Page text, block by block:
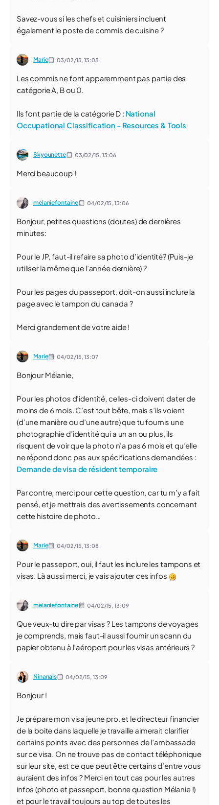
Savez-vous si les chefs et cuisiniers incluent
également le poste de commis de cuisine ?
Marie 03/02/15,13:05
Les commis ne font apparemment pas partie des
catégorie A, B ou 0.
Ils font partie de la catégorie D : National
Occupational Classification - Resources & Tools
Skyounette 03/02/15, 13:06
Merci beaucoup !
melaniefontaine 04/02/15,13:06
Bonjour, petites questions (doutes) de dernières
minutes:
Pour le JP, faut-il refaire sa photo d’identité? (Puis-je
utiliser la même que l’année dernière) ?
Pour les pages du passeport, doit-on aussi inclure la
page avec le tampon du canada ?
Merci grandement de votre aide !
Marie 04/02/15,13:07
Bonjour Mélanie,
Pour les photos d’identité, celles-ci doivent dater de
moins de 6 mois. C’est tout bête, mais s’ils voient
(d’une manière ou d’une autre) que tu fournis une
photographie d’identité qui a un an ou plus, ils
risquent de voir que la photo n’a pas 6 mois et qu’elle
ne répond donc pas aux spécifications demandées :
Demande de visa de résident temporaire
Par contre, merci pour cette question, car tu m’y a fait
pensé, et je mettrais des avertissements concernant
cette histoire de photo…
Marie 04/02/15,13:08
Pour le passeport, oui, il faut les inclure les tampons et
visas. Là aussi merci, je vais ajouter ces infos
melaniefontaine 04/02/15,13:09
Que veux-tu dire par visas ? Les tampons de voyages
je comprends, mais faut-il aussi fournir un scann du
papier obtenu à l’aéroport pour les visas antérieurs ?
Ninanais 04/02/15, 13:09
Bonjour !
Je prépare mon visa jeune pro, et le directeur financier
de la boite dans laquelle je travaille aimerait clarifier
certains points avec des personnes de l’ambassade
sur ce visa. On ne trouve pas de contact téléphonique
sur leur site, est ce que peut être certains d’entre vous
auraient des infos ? Merci en tout cas pour les autres
infos (photo et passeport, bonne question Mélanie !)
et pour le travail toujours au top de toutes les